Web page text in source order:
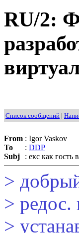
RU/2:
Список сообщений |
From : Igor Vaskov
To
: DDP
Subj
: екс как гость
>
> редос.
>